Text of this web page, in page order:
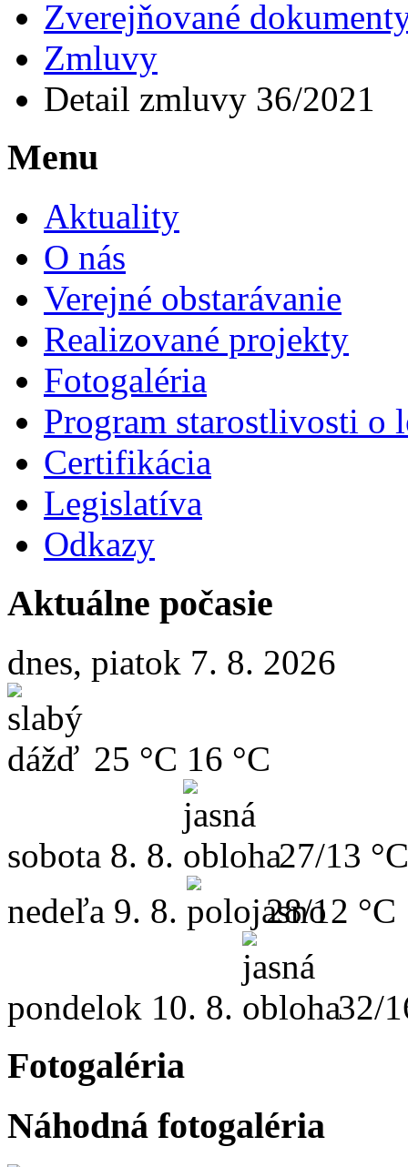
Zverejňované
Zmluvy
Detail zmluvy 36/2021
Menu
Aktuality
O nás
Verejné obstarávanie
Realizované projekty
Fotogaléria
Program starostlivosti o
Certifikácia
Legislatíva
Odkazy
Aktuálne počasie
dnes, piatok 7. 8. 2026
25 °C 16 °C
sobota 8. 8.
27/13 °C
nedeľa 9. 8. 28/12 °C
pondelok 10. 8. 32/
Fotogaléria
Náhodná fotogaléria